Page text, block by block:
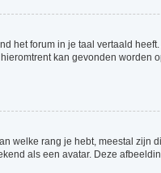
het forum in je taal vertaald
kan gevonden worden
welke rang je hebt, meestal zijn
als een avatar. Deze